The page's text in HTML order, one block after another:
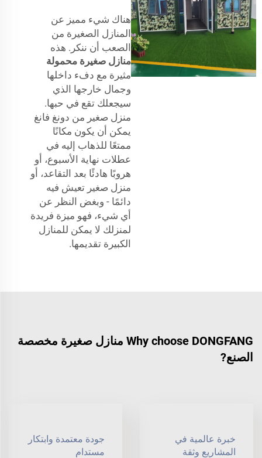
هناك شيء مميز عن
المنازل الصغيرة من
الصعب أن ننكر. هذه
منازل صغيرة محمولة
مثيرة مع دفء داخلها
وجمال خارجها الذي
سيجعلك تقع في حبها.
منزل صغير من دونغ فانغ
يمكن أن يكون مكانًا
ممتعًا للذهاب إليه في
عطلات نهاية الأسبوع، أو
هروبًا هادئًا بعد التقاعد، أو
منزل صغير تعيش فيه
دائمًا - وبغض النظر عن
أي شيء، فهو ميزة فريدة
لمنزلك لا يمكن للمنازل
الكبيرة تقديمها.
Why choose DONGFANG منازل صغيرة مخصصة
الصنع?
خبرة عالمية في
المشاريع وثقة
جودة معتمدة وابتكار
مستدام